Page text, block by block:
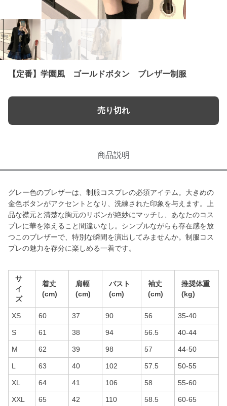
【定番】学園風 ゴールドボタン ブレザー制服
売り切れ
商品説明
グレー色のブレザーは、制服コスプレの必須アイテム。大きめの
金色ボタンがアクセントとなり、洗練された印象を与えます。上
品な襟元と清楚な胸元のリボンが絶妙にマッチし、あなたのコス
プレに華を添えること間違いなし。シンプルながらも存在感を放
つこのブレザーで、特別な瞬間を演出してみませんか。制服コス
プレの魅力を存分に楽しめる一着です。
サ
イ
ズ
着丈
(cm)
肩幅
(cm)
バスト
(cm)
袖丈
(cm)
推奨体重
(kg)
XS 60 37 90 56 35-40
S 61 38 94 56.5 40-44
M 62 39 98 57 44-50
L 63 40 102 57.5 50-55
XL 64 41 106 58 55-60
XXL 65 42 110 58.5 60-65